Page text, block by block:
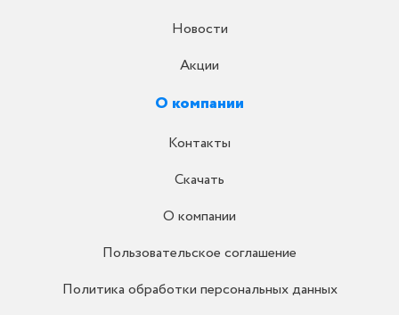
Новости
Акции
О компании
Контакты
Скачать
О компании
Пользовательское соглашение
Политика обработки персональных данных